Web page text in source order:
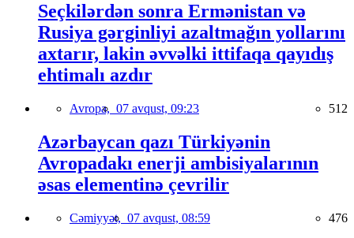
Seçkilərdən sonra Ermənistan və
Rusiya gərginliyi azaltmağın yollarını
axtarır, lakin əvvəlki ittifaqa qayıdış
ehtimalı azdır
Avropa, 07 avqust, 09:23 512
Azərbaycan qazı Türkiyənin
Avropadakı enerji ambisiyalarının
əsas elementinə çevrilir
Cəmiyyət, 07 avqust, 08:59 476